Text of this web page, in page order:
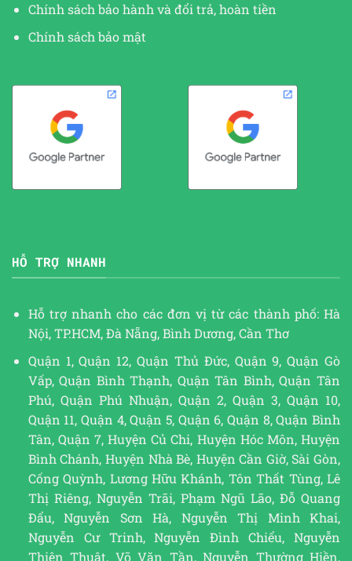
Chính sách bảo hành và đổi trả, hoàn tiền
Chính sách bảo mật
HỖ TRỢ NHANH
Hỗ trợ nhanh cho các đơn vị từ các thành phố: Hà
Nội, TP.HCM, Đà Nẵng, Bình Dương, Cần Thơ
Quận 1, Quận 12, Quận Thủ Đức, Quận 9, Quận Gò
Vấp, Quận Bình Thạnh, Quận Tân Bình, Quận Tân
Phú, Quận Phú Nhuận, Quận 2, Quận 3, Quận 10,
Quận 11, Quận 4, Quận 5, Quận 6, Quận 8, Quận Bình
Tân, Quận 7, Huyện Củ Chi, Huyện Hóc Môn, Huyện
Bình Chánh, Huyện Nhà Bè, Huyện Cần Giờ, Sài Gòn,
Cống Quỳnh, Lương Hữu Khánh, Tôn Thất Tùng, Lê
Thị Riêng, Nguyễn Trãi, Phạm Ngũ Lão, Đỗ Quang
Đẩu, Nguyễn Sơn Hà, Nguyễn Thị Minh Khai,
Nguyễn Cư Trinh, Nguyễn Đình Chiểu, Nguyễn
Thiện Thuật, Võ Văn Tần, Nguyễn Thường Hiền,